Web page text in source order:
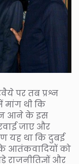
पर तब प्रश्न
मांग थी कि
आने के इस
जाए और
यह था कि दुबई
आतंकवादियों को
राजनीतिज्ञों और